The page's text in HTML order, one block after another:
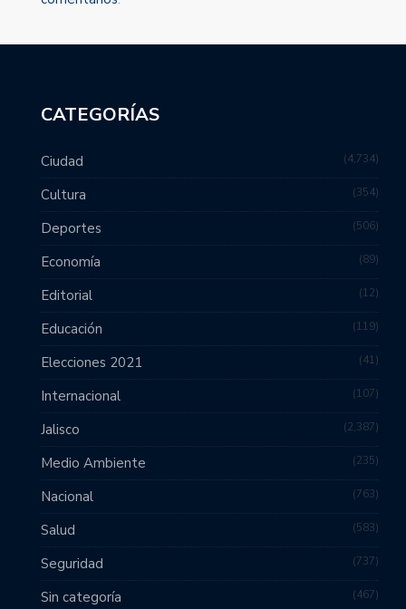
CATEGORÍAS
Ciudad 4,734
Cultura 354
Deportes 506
Economía 89
Editorial 12
Educación 119
Elecciones 2021 41
Internacional 107
Jalisco 2,387
Medio Ambiente 235
Nacional 763
Salud 583
Seguridad 737
Sin categoría 467